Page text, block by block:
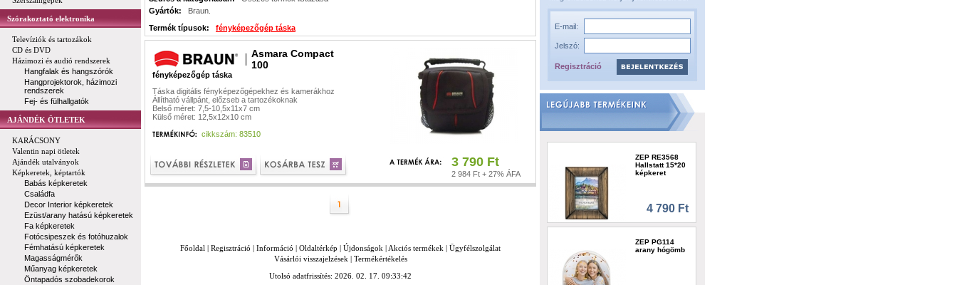
Szórakoztató elektronika
Televíziók és tartozákok
CD és DVD
Házimozi és audió rendszerek
Hangfalak és hangszórók
Hangprojektorok, házimozi
rendszerek
Fej- és fülhallgatók
AJÁNDÉK ÖTLETEK
KARÁCSONY
Valentin napi ötletek
Ajándék utalványok
Képkeretek, képtartók
Babás képkeretek
Családfa
Decor Interior képkeretek
Ezüst/arany hatású képkeretek
Fa képkeretek
Fotócsipeszek és fotóhuzalok
Fémhatású képkeretek
Magasságmérők
Műanyag képkeretek
Öntapadós szobadekorok
Gyártók:
Braun.
Termék típusok:
fényképezőgép táska
Asmara Compact
100
fényképezőgép táska
Táska digitális fényképezőgépekhez és kamerákhoz
Állítható vállpánt, előzseb a tartozékoknak
Belső méret: 7,5-10,5x11x7 cm
Külső méret: 12,5x12x10 cm
cikkszám: 83510
3 790 Ft
2 984 Ft + 27% ÁFA
Főoldal | Regisztráció | Információ | Oldaltérkép | Újdonságok | Akciós termékek | Ügyfélszolgálat
Vásárlói visszajelzések | Termékértékelés
Utolsó adatfrissítés: 2026. 02. 17. 09:33:42
E-mail:
Jelszó:
Regisztráció
ZEP RE3568
Hallstatt 15*20
képkeret
4 790 Ft
ZEP PG114
arany hógömb